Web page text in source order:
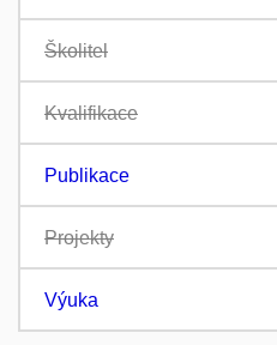
Školitel
Kvalifikace
Publikace
Projekty
Výuka